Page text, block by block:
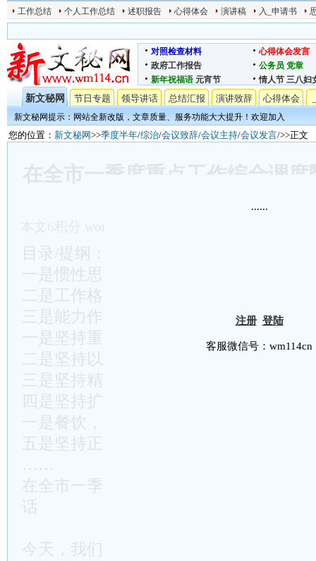
工作总结 个人工作总结 述职报告 心得体会 演讲稿 入_申请书
对照检查材料
心得体会发言
政府工作报告
公务员 党章
新年祝福语 元宵节 情人节 三八妇
新文秘网 节日专题 领导讲话 总结汇报 演讲致辞 心得体会
新文秘网提示：网站全新改版，文章质量、服务功能大大提升！欢迎加入
您的位置： 新文秘网>>季度半年/综治/会议致辞/会议主持/会议发言/>>正文
目录/提纲：……
一是惯性思维改不掉
二是工作格局打不开
三是能力作风跟不上
一是坚持重点突破、整体推进
二是坚持以上率下、末端落实
三是坚持精准调度、跟踪问效
四是坚持扩大宣传、掌握主动
一是餐饮，第二是娱乐活动，第三是自
五是坚持正向激励、反向惩戒
……
在全市一季度重点工作综合调度暨经济
话
今天，我们采取重点工作综合调度的方
......
注册 登陆
客服微信号：wm114cn